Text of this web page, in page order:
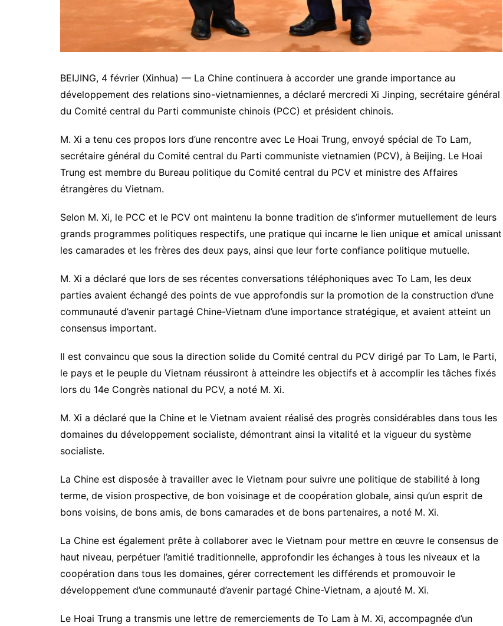
BEIJING, 4 février (Xinhua) — La Chine continuera à accorder une grande importance au
développement des relations sino-vietnamiennes, a déclaré mercredi Xi Jinping, secrétaire général
du Comité central du Parti communiste chinois (PCC) et président chinois.
M. Xi a tenu ces propos lors d’une rencontre avec Le Hoai Trung, envoyé spécial de To Lam,
secrétaire général du Comité central du Parti communiste vietnamien (PCV), à Beijing. Le Hoai
Trung est membre du Bureau politique du Comité central du PCV et ministre des Affaires
étrangères du Vietnam.
Selon M. Xi, le PCC et le PCV ont maintenu la bonne tradition de s’informer mutuellement de leurs
grands programmes politiques respectifs, une pratique qui incarne le lien unique et amical unissant
les camarades et les frères des deux pays, ainsi que leur forte confiance politique mutuelle.
M. Xi a déclaré que lors de ses récentes conversations téléphoniques avec To Lam, les deux
parties avaient échangé des points de vue approfondis sur la promotion de la construction d’une
communauté d’avenir partagé Chine-Vietnam d’une importance stratégique, et avaient atteint un
consensus important.
Il est convaincu que sous la direction solide du Comité central du PCV dirigé par To Lam, le Parti,
le pays et le peuple du Vietnam réussiront à atteindre les objectifs et à accomplir les tâches fixés
lors du 14e Congrès national du PCV, a noté M. Xi.
M. Xi a déclaré que la Chine et le Vietnam avaient réalisé des progrès considérables dans tous les
domaines du développement socialiste, démontrant ainsi la vitalité et la vigueur du système
socialiste.
La Chine est disposée à travailler avec le Vietnam pour suivre une politique de stabilité à long
terme, de vision prospective, de bon voisinage et de coopération globale, ainsi qu’un esprit de
bons voisins, de bons amis, de bons camarades et de bons partenaires, a noté M. Xi.
La Chine est également prête à collaborer avec le Vietnam pour mettre en œuvre le consensus de
haut niveau, perpétuer l’amitié traditionnelle, approfondir les échanges à tous les niveaux et la
coopération dans tous les domaines, gérer correctement les différends et promouvoir le
développement d’une communauté d’avenir partagé Chine-Vietnam, a ajouté M. Xi.
Le Hoai Trung a transmis une lettre de remerciements de To Lam à M. Xi, accompagnée d’un